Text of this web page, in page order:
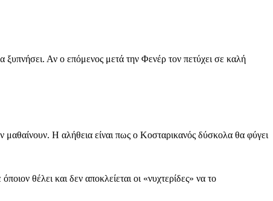
ξυπνήσει. Αν ο επόμενος μετά την Φενέρ τον πετύχει σε καλή
Η αλήθεια είναι πως ο Κοσταρικανός δύσκολα θα φύγει
θέλει και δεν αποκλείεται οι «νυχτερίδες» να το